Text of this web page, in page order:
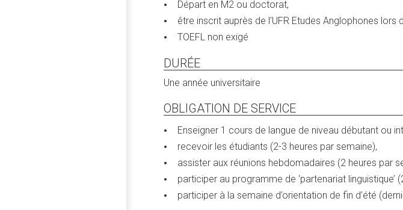
Départ en M2 ou doctorat,
être inscrit auprès de l'UFR Etudes Anglophones
TOEFL non exigé
DURÉE
Une année universitaire
OBLIGATION DE SERVICE
Enseigner 1 cours de langue de niveau débutant ou
recevoir les étudiants (2-3 heures par semaine),
assister aux réunions hebdomadaires (2 heures par
participer au programme de ‘partenariat linguistique’
participer à la semaine d’orientation de fin d’été